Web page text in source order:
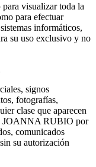
visualizar toda la
para efectuar
informáticos,
su uso exclusivo y no
signos
fotografías,
clase que aparecen
JOANNA RUBIO por
comunicados
su autorización